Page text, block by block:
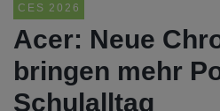
CES 2026
Acer: Neue
bringen mehr
Schulalltag